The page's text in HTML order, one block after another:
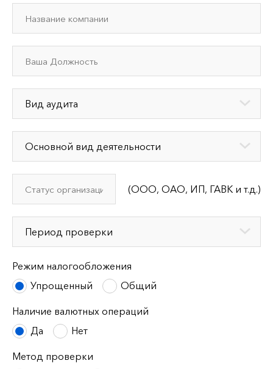
(ООО, ОАО, ИП, ГАВК и т.д.)
Режим налогообложения
Упрощенный
Общий
Наличие валютных операций
Да
Нет
Метод проверки